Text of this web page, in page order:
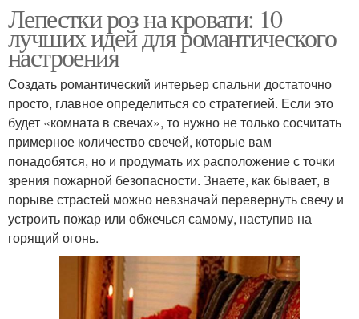
Лепестки роз на кровати: 10
лучших идей для романтического
настроения
Создать романтический интерьер спальни достаточно
просто, главное определиться со стратегией. Если это
будет «комната в свечах», то нужно не только сосчитать
примерное количество свечей, которые вам
понадобятся, но и продумать их расположение с точки
зрения пожарной безопасности. Знаете, как бывает, в
порыве страстей можно невзначай перевернуть свечу и
устроить пожар или обжечься самому, наступив на
горящий огонь.